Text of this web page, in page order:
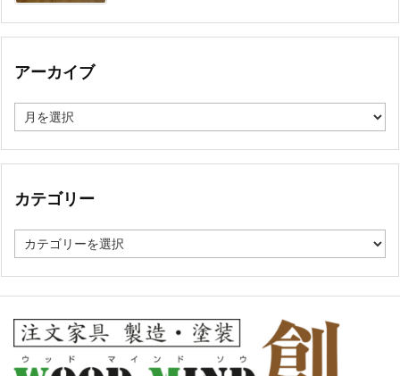
アーカイブ
ー
イ
カテゴリー
テ